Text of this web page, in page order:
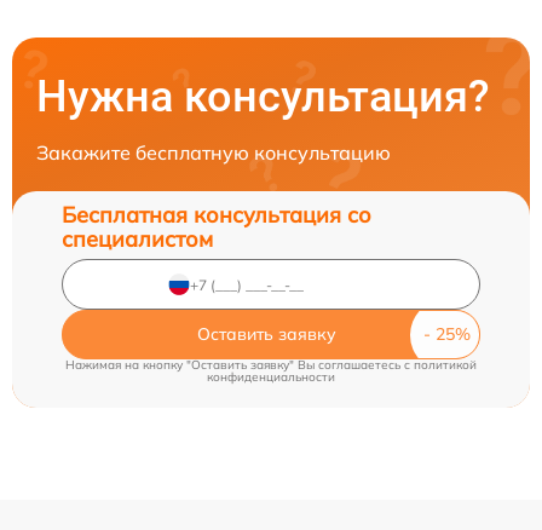
Нужна консультация?
Закажите бесплатную консультацию
Бесплатная консультация со
специалистом
Оставить заявку
Нажимая на кнопку "Оставить заявку" Вы соглашаетесь c политикой
конфиденциальности